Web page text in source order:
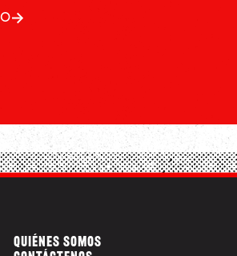
QUIÉNES SOMOS